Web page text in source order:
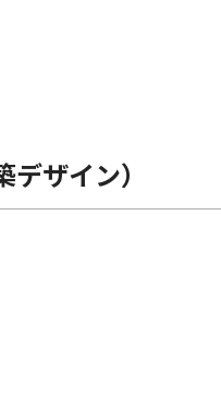
ザイン）